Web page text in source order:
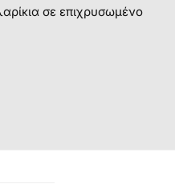
σε επιχρυσωμένο